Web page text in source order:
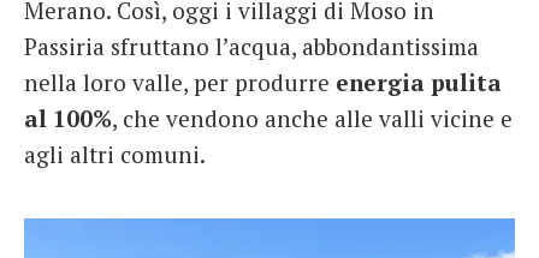
Merano. Così, oggi i villaggi di Moso in
Passiria sfruttano l’acqua, abbondantissima
nella loro valle, per produrre energia pulita
al 100%, che vendono anche alle valli vicine e
agli altri comuni.